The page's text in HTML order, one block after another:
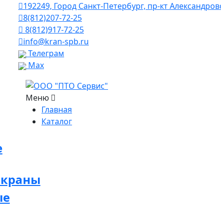
192249, Город Санкт-Петербург, пр-кт
8(812)207-72-25
8(812)917-72-25
info@kran-spb.ru
Телеграм
Max
Меню
Главная
Каталог